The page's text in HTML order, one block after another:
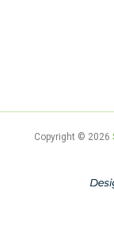
Copyright © 2026